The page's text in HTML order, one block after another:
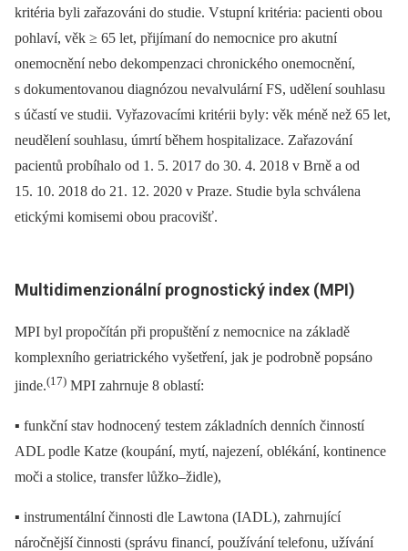
kritéria byli zařazováni do studie. Vstupní kritéria: pacienti obou
pohlaví, věk ≥ 65 let, přijímaní do nemocnice pro akutní
onemocnění nebo dekompenzaci chronického onemocnění,
s dokumentovanou diagnózou nevalvulární FS, udělení souhlasu
s účastí ve studii. Vyřazovacími kritérii byly: věk méně než 65 let,
neudělení souhlasu, úmrtí během hospitalizace. Zařazování
pacientů probíhalo od 1. 5. 2017 do 30. 4. 2018 v Brně a od
15. 10. 2018 do 21. 12. 2020 v Praze. Studie byla schválena
etickými komisemi obou pracovišť.
Multidimenzionální prognostický index (MPI)
MPI byl propočítán při propuštění z nemocnice na základě
komplexního geriatrického vyšetření, jak je podrobně popsáno
jinde.(17) MPI zahrnuje 8 oblastí:
▪ funkční stav hodnocený testem základních denních činností
ADL podle Katze (koupání, mytí, najezení, oblékání, kontinence
moči a stolice, transfer lůžko–židle),
▪ instrumentální činnosti dle Lawtona (IADL), zahrnující
náročnější činnosti (správu financí, používání telefonu, užívání